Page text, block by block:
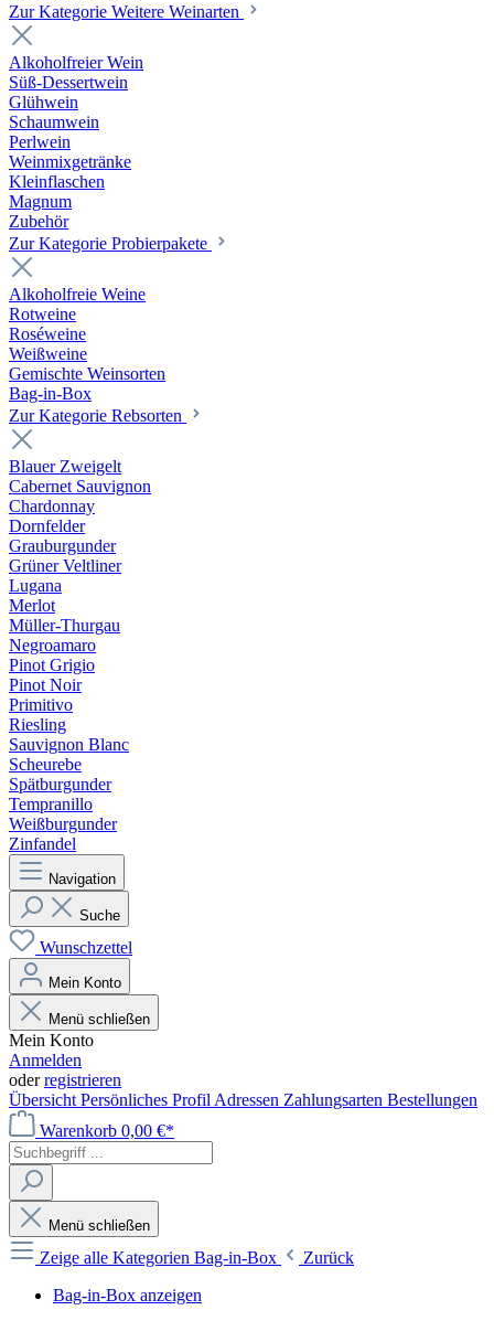
Zur Kategorie Weitere Weinarten
Alkoholfreier Wein
Süß-Dessertwein
Glühwein
Schaumwein
Perlwein
Weinmixgetränke
Kleinflaschen
Magnum
Zubehör
Zur Kategorie Probierpakete
Alkoholfreie Weine
Rotweine
Roséweine
Weißweine
Gemischte Weinsorten
Bag-in-Box
Zur Kategorie Rebsorten
Blauer Zweigelt
Cabernet Sauvignon
Chardonnay
Dornfelder
Grauburgunder
Grüner Veltliner
Lugana
Merlot
Müller-Thurgau
Negroamaro
Pinot Grigio
Pinot Noir
Primitivo
Riesling
Sauvignon Blanc
Scheurebe
Spätburgunder
Tempranillo
Weißburgunder
Zinfandel
Navigation
Suche
Wunschzettel
Mein Konto
Menü schließen
Mein Konto
Anmelden
oderregistrieren
Übersicht Persönliches Profil Adressen Zahlungsarten Bestellungen
Warenkorb 0,00 €*
Menü schließen
Zeige alle Kategorien Bag-in-Box
Zurück
Bag-in-Box anzeigen